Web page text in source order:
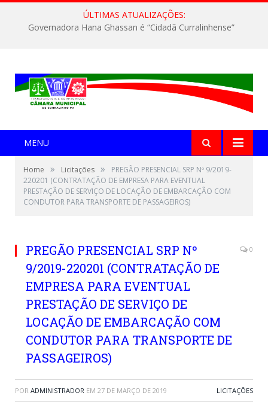
ÚLTIMAS ATUALIZAÇÕES:
Governadora Hana Ghassan é “Cidadã Curralinhense”
MENU
Home » Licitações »
PREGÃO PRESENCIAL SRP Nº 9/2019-
220201 (CONTRATAÇÃO DE EMPRESA PARA EVENTUAL
PRESTAÇÃO DE SERVIÇO DE LOCAÇÃO DE EMBARCAÇÃO COM
CONDUTOR PARA TRANSPORTE DE PASSAGEIROS)
PREGÃO PRESENCIAL SRP Nº
9/2019-220201 (CONTRATAÇÃO DE
EMPRESA PARA EVENTUAL
PRESTAÇÃO DE SERVIÇO DE
LOCAÇÃO DE EMBARCAÇÃO COM
CONDUTOR PARA TRANSPORTE DE
PASSAGEIROS)
0
POR ADMINISTRADOR EM 27 DE MARÇO DE 2019 LICITAÇÕES